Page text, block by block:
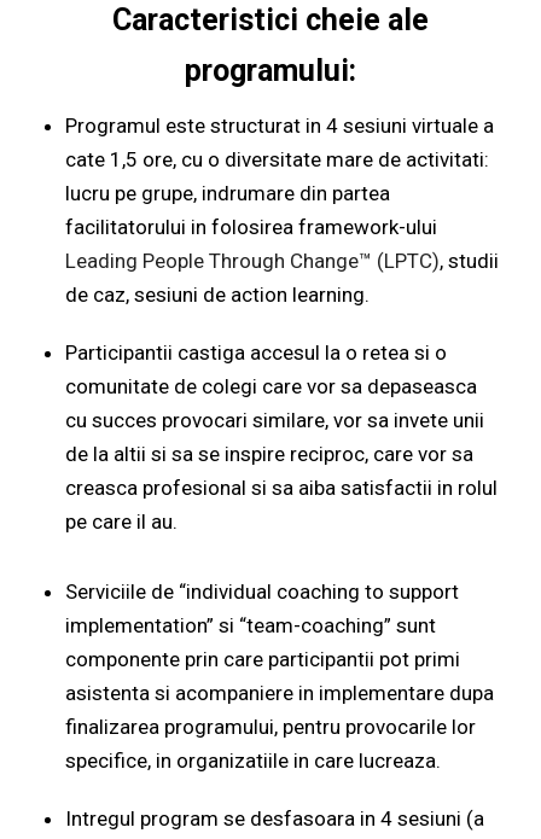
Caracteristici cheie ale
programului:
Programul este structurat in 4 sesiuni virtuale a
cate 1,5 ore, cu o diversitate mare de activitati:
lucru pe grupe, indrumare din partea
facilitatorului in folosirea framework-ului
Leading People Through Change™ (LPTC), studii
de caz, sesiuni de action learning.
Participantii castiga accesul la o retea si o
comunitate de colegi care vor sa depaseasca
cu succes provocari similare, vor sa invete unii
de la altii si sa se inspire reciproc, care vor sa
creasca profesional si sa aiba satisfactii in rolul
pe care il au.
Serviciile de “individual coaching to support
implementation” si “team-coaching” sunt
componente prin care participantii pot primi
asistenta si acompaniere in implementare dupa
finalizarea programului, pentru provocarile lor
specifice, in organizatiile in care lucreaza.
Intregul program se desfasoara in 4 sesiuni (a